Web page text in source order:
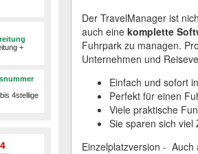
+
4stellige
Der TravelManager ist
auch eine komplette
Fuhrpark zu managen.
Unternehmen und
Einfach und sofort
Perfekt für einen
Viele praktische
Sie sparen sich viel
Einzelplatzversion -